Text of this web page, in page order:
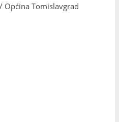
Općina Tomislavgrad